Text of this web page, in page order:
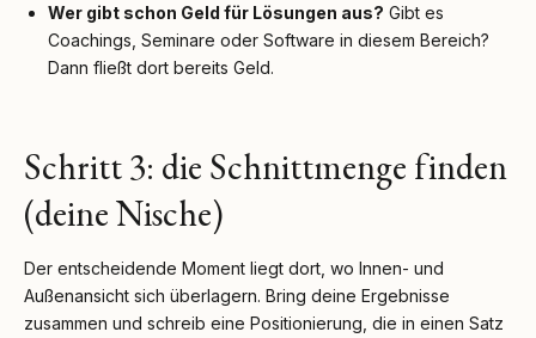
Wer gibt schon Geld für Lösungen aus? Gibt es
Coachings, Seminare oder Software in diesem Bereich?
Dann fließt dort bereits Geld.
Schritt 3: die Schnittmenge finden
(deine Nische)
Der entscheidende Moment liegt dort, wo Innen- und
Außenansicht sich überlagern. Bring deine Ergebnisse
zusammen und schreib eine Positionierung, die in einen Satz